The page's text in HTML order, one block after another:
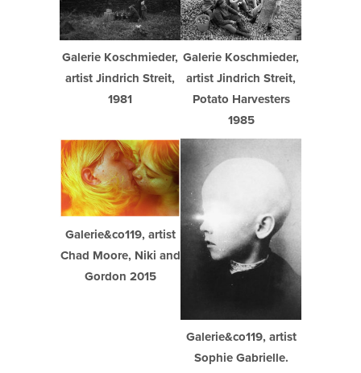
Galerie Koschmieder,
artist Jindrich Streit,
1981
Galerie Koschmieder,
artist Jindrich Streit,
Potato Harvesters
1985
Galerie&co119, artist
Chad Moore, Niki and
Gordon 2015
Galerie&co119, artist
Sophie Gabrielle.